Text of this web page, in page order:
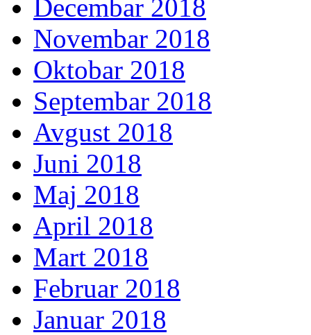
Decembar 2018
Novembar 2018
Oktobar 2018
Septembar 2018
Avgust 2018
Juni 2018
Maj 2018
April 2018
Mart 2018
Februar 2018
Januar 2018